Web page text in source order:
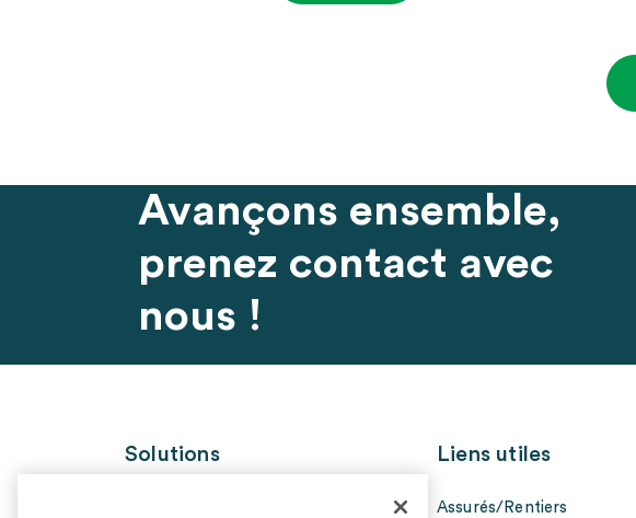
Avançons ensemble,
prenez contact avec
nous !
Solutions Liens utiles
Assurés/Rentiers